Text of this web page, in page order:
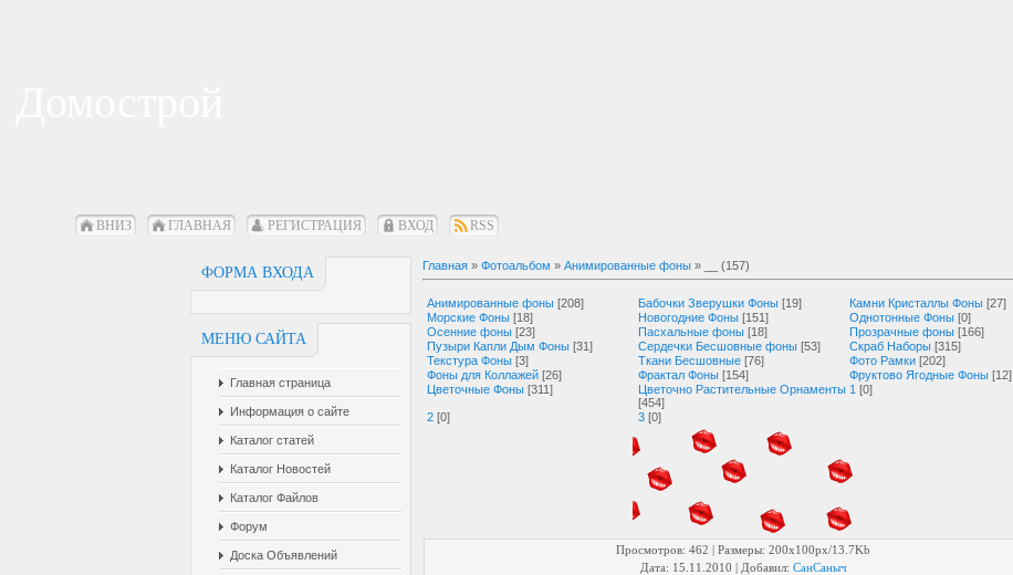
ВНИЗ ГЛАВНАЯ РЕГИСТРАЦИЯ ВХОД RSS
ФОРМА ВХОДА
МЕНЮ САЙТА
Главная страница
Информация о сайте
Каталог статей
Каталог Новостей
Каталог Файлов
Форум
Доска Объявлений
Главная » Фотоальбом » Анимированные фоны » __ (157)
Анимированные фоны [208] Бабочки Зверушки Фоны [19] Камни Кристаллы Фоны [27]
Морские Фоны [18] Новогодние Фоны [151] Однотонные Фоны [0]
Осенние фоны [23] Пасхальные фоны [18] Прозрачные фоны [166]
Пузыри Капли Дым Фоны [31] Сердечки Бесшовные фоны [53] Скраб Наборы [315]
Текстура Фоны [3] Ткани Бесшовные [76] Фото Рамки [202]
Фоны для Коллажей [26] Фрактал Фоны [154] Фруктово Ягодные Фоны [12]
Цветочные Фоны [311]
Цветочно Растительные Орнаменты
[454]
1 [0]
2 [0] 3 [0]
Просмотров: 462 | Размеры: 200x100px/13.7Kb
Дата: 15.11.2010 | Добавил: СанСаныч